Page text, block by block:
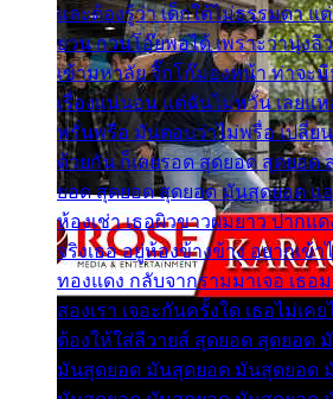
และต้องรู้ว่า เด็กใต้ไม่ธรรมดา แ
ยวน กวนโอ๊ยพอได้ เพราะว่านุ่งลี
เข้ามหาลัย จิ๊กโก๊มองหน้า ท่าจะ
เรื่องแน่นอน แต่ฉันไม่หวั่น เลยแ
พรั่นพรือ มันตอบว่าไม่พรื่อ เปลี่ยน
ด้วยกัน ก็เลยรอด สุดยอด สุดยอด
ยอด สุดยอด สุดยอด มันสุดยอด แ
ห้องเช่า เธอผิวขาวผมยาว ปากแ
จริงเธอ อยู่ห้องข้างข้าง อยากเข้
ทองแดง กลับจากรามมาเจอ เธ
สองเรา เจอะกันครั้งใด เธอไม่เค
ต้องให้ใส่ลีวายส์ สุดยอด สุดยอด
มันสุดยอด มันสุดยอด มันสุดยอด